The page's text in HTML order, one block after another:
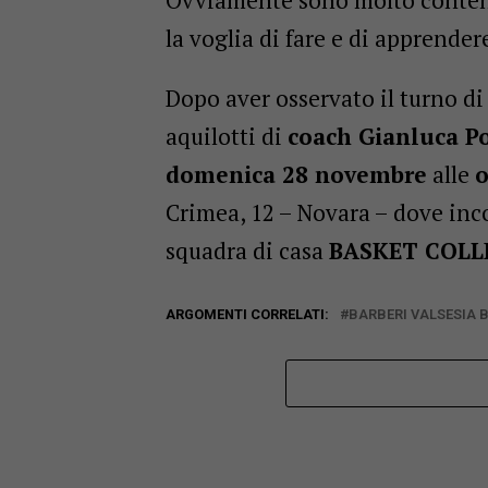
la voglia di fare e di
Dopo aver osservato il turno
aquilotti di coach Gianluca
domenica 28 novembre alle
Crimea, 12 – Novara – dove
squadra di casa BASKET
ARGOMENTI CORRELATI: BARBERI VALSESIA